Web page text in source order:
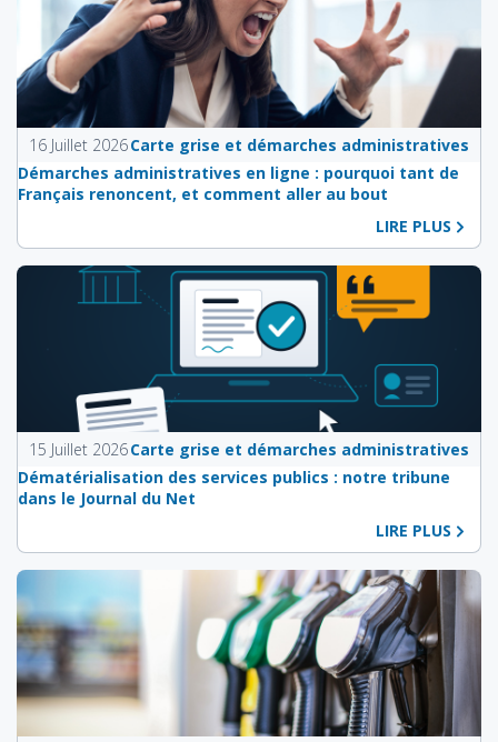
16 Juillet 2026Carte grise et démarches administratives
Démarches administratives en ligne : pourquoi tant de
Français renoncent, et comment aller au bout
LIRE PLUS
15 Juillet 2026Carte grise et démarches administratives
Dématérialisation des services publics : notre tribune
dans le Journal du Net
LIRE PLUS